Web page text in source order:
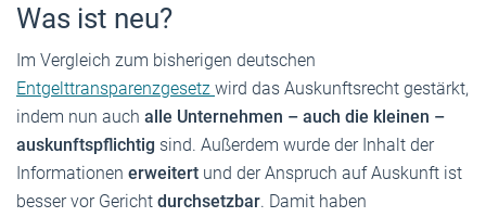
Was ist neu?
Im Vergleich zum bisherigen deutschen
Entgelttransparenzgesetz wird das Auskunftsrecht gestärkt,
indem nun auch alle Unternehmen – auch die kleinen –
auskunftspflichtig sind. Außerdem wurde der Inhalt der
Informationen erweitert und der Anspruch auf Auskunft ist
besser vor Gericht durchsetzbar. Damit haben